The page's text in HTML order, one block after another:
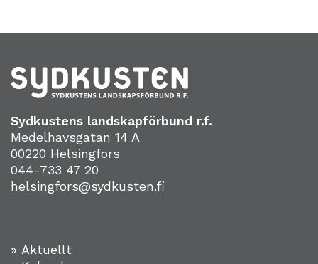
Sydkustens landskapförbund r.f.
Medelhavsgatan 14 A
00220 Helsingfors
044-733 47 20
helsingfors@sydkusten.fi
» Aktuellt